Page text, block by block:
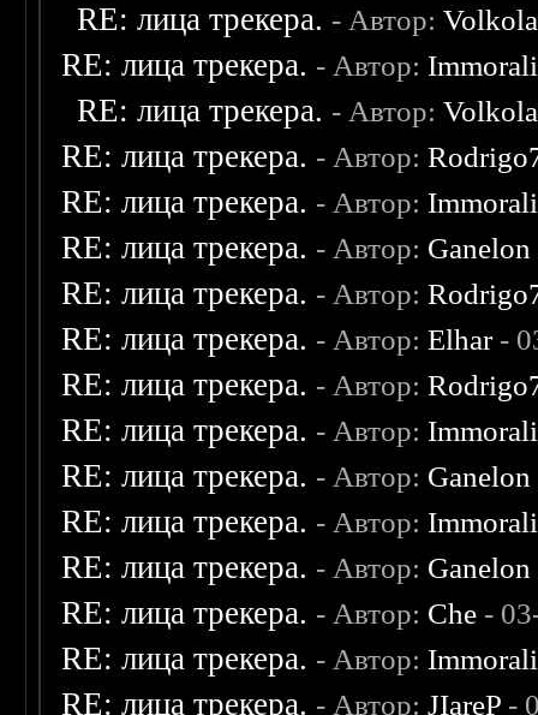
RE: лица трекера. - Автор:
RE: лица трекера. - Автор:
RE: лица трекера. - Автор:
RE: лица трекера. - Автор:
RE: лица трекера. - Автор:
RE: лица трекера. - Автор: Ganelon
RE: лица трекера. - Автор:
RE: лица трекера. - Автор:Elhar-
RE: лица трекера. - Автор:
RE: лица трекера. - Автор:
RE: лица трекера. - Автор: Ganelon
RE: лица трекера. - Автор:
RE: лица трекера. - Автор: Ganelon
RE: лица трекера. - Автор: Che -
RE: лица трекера. - Автор:
RE: лица трекера. - Автор:JIareP -